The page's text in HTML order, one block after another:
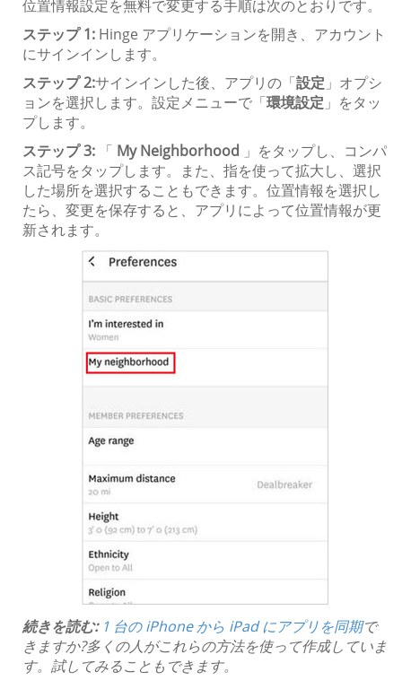
位置情報設定を無料で変更する手順は次のとおりです。
ステップ 1: Hinge アプリケーションを開き、アカウント
にサインインします。
ステップ 2:サインインした後、アプリの「設定 」オプシ
ョンを選択します。設定メニューで「環境設定 」をタッ
プします。
ステップ 3: 「 My Neighborhood 」をタップし、コンパ
ス記号をタップします。また、指を使って拡大し、選択
した場所を選択することもできます。位置情報を選択し
たら、変更を保存すると、アプリによって位置情報が更
新されます。
続きを読む: 1 台の iPhone から iPad にアプリを同期で
きますか?多くの人がこれらの方法を使って作成していま
す。試してみることもできます。